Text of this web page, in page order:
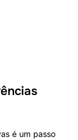
é um passo